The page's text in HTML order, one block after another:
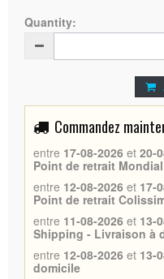
Quantity:
Commandez
entre 17-08-2026 et 20-
Point de retrait
entre 12-08-2026 et 17-
Point de retrait
entre 11-08-2026 et 13-
Shipping - Livraison à
entre 12-08-2026 et 13-
domicile